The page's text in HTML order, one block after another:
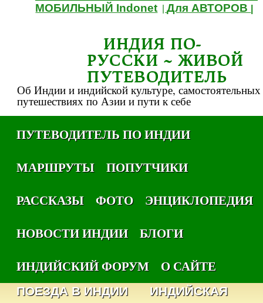
МОБИЛЬНЫЙ Indonet |Для АВТОРОВ
ИНДИЯ ПО-
РУССКИ ~ ЖИВОЙ
ПУТЕВОДИТЕЛЬ
Об Индии и индийской культуре, самостоятельных
путешествиях по Азии и пути к себе
ПУТЕВОДИТЕЛЬ ПО ИНДИИ
МАРШРУТЫ
ПОПУТЧИКИ
РАССКАЗЫ
ФОТО
ЭНЦИКЛОПЕДИЯ
НОВОСТИ ИНДИИ
БЛОГИ
ИНДИЙСКИЙ ФОРУМ
О САЙТЕ
ПОЕЗДА В ИНДИИ
ИНДИЙСКАЯ